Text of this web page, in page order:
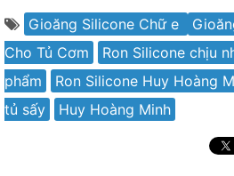
Gioăng Silicone Chữ e
Cho Tủ Cơm
Ron Silicone chịu
phẩm
Ron Silicone Huy Hoàng
tủ sấy
Huy Hoàng Minh